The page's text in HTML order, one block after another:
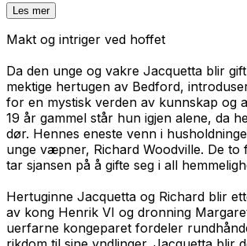
Les mer
Makt og intriger ved hoffet
Da den unge og vakre Jacquetta blir
mektige hertugen av Bedford,
for en mystisk verden av kunnskap og
19 år gammel står hun igjen alene, da
dør. Hennes eneste venn i
unge væpner, Richard Woodville. De to
tar sjansen på å gifte seg i all
Hertuginne Jacquetta og Richard blir
av kong Henrik VI og dronning
uerfarne kongeparet fordeler